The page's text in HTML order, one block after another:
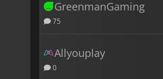
GreenmanGaming
75
Allyouplay
0